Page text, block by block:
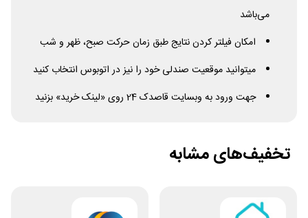
می‌باشد
امکان فیلتر کردن نتایج طبق زمان حرکت صبح، ظهر و شب
میتوانید موقعیت صندلی خود را نیز در اتوبوس انتخاب کنید
جهت ورود به وبسایت قاصدک 24 روی «لینک خرید» بزنید
تخفیف‌های مشابه